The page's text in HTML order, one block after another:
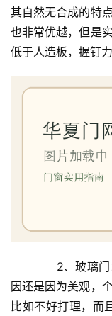
卫
生
间
套
安
其自然无合成的特
也非常优越，但是
低于人造板，握钉
2、玻璃门
因还是因为美观，
比如不好打理，而